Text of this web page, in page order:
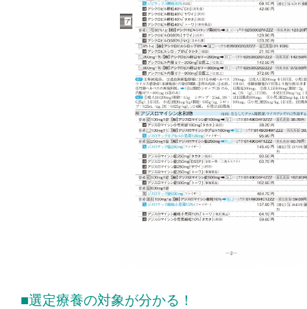
■選定療養の対象が分かる！